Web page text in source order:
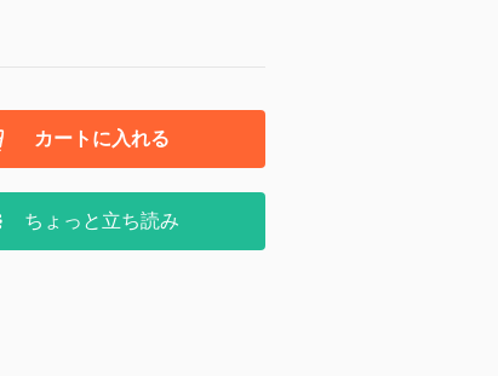
カートに入れる
ちょっと立ち読み